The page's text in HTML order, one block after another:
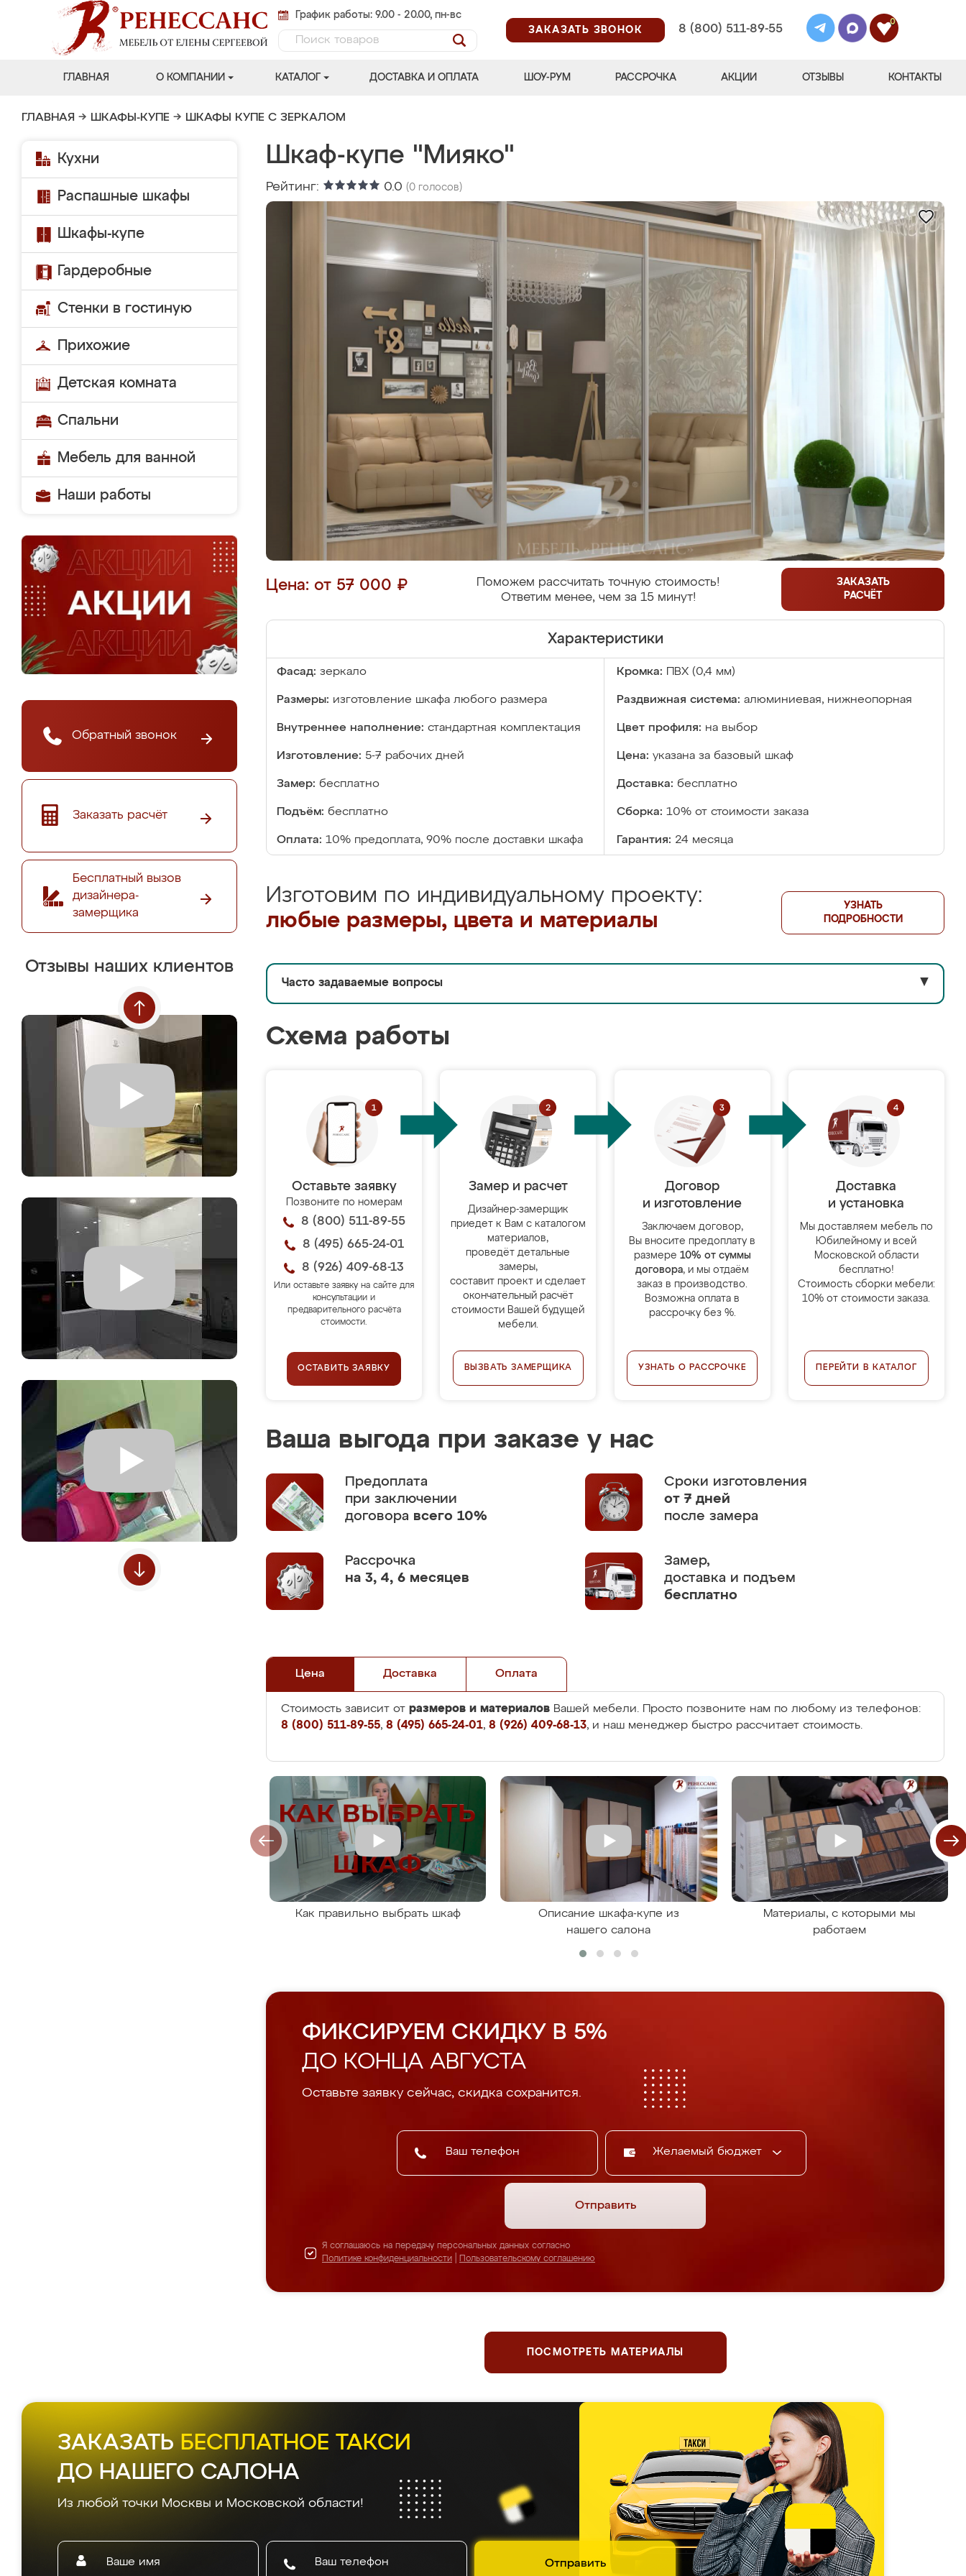
График работы: 9.00 - 20.00, пн-вс
ЗАКАЗАТЬ ЗВОНОК
8 (800) 511-89-55
0
ГЛАВНАЯ О КОМПАНИИ КАТАЛОГ ДОСТАВКА И ОПЛАТА ШОУ-РУМ РАССРОЧКА АКЦИИ ОТЗЫВЫ КОНТАКТЫ
ГЛАВНАЯ → ШКАФЫ-КУПЕ → ШКАФЫ КУПЕ С ЗЕРКАЛОМ
Кухни
Распашные шкафы
Шкафы-купе
Гардеробные
Стенки в гостиную
Прихожие
Детская комната
Спальни
Мебель для ванной
Наши работы
Обратный звонок
Заказать расчёт
Бесплатный вызов
дизайнера-
замерщика
Отзывы наших клиентов
Шкаф-купе "Мияко"
Рейтинг: 0.0 (0 голосов)
Цена: от 57 000 ₽
Поможем рассчитать точную стоимость!
Ответим менее, чем за 15 минут!
ЗАКАЗАТЬ
РАСЧЁТ
Характеристики
Фасад: зеркало Кромка: ПВХ (0,4 мм)
Размеры: изготовление шкафа любого размера Раздвижная система: алюминиевая, нижнеопорная
Внутреннее наполнение: стандартная комплектация Цвет профиля: на выбор
Изготовление: 5-7 рабочих дней Цена: указана за базовый шкаф
Замер: бесплатно Доставка: бесплатно
Подъём: бесплатно Сборка: 10% от стоимости заказа
Оплата: 10% предоплата, 90% после доставки шкафа Гарантия: 24 месяца
Изготовим по индивидуальному проекту:
любые размеры, цвета и материалы
УЗНАТЬ
ПОДРОБНОСТИ
Часто задаваемые вопросы ▼
Схема работы
Оставьте заявку
Позвоните по номерам
8 (800) 511-89-55
8 (495) 665-24-01
8 (926) 409-68-13
Или оставьте заявку на сайте для
консультации и
предварительного расчёта
стоимости.
ОСТАВИТЬ ЗАЯВКУ
Замер и расчет
Дизайнер-замерщик
приедет к Вам с каталогом
материалов,
проведёт детальные
замеры,
составит проект и сделает
окончательный расчёт
стоимости Вашей будущей
мебели.
ВЫЗВАТЬ ЗАМЕРЩИКА
Договор
и изготовление
Заключаем договор,
Вы вносите предоплату в
размере 10% от суммы
договора, и мы отдаём
заказ в производство.
Возможна оплата в
рассрочку без %.
УЗНАТЬ О РАССРОЧКЕ
Доставка
и установка
Мы доставляем мебель по
Юбилейному и всей
Московской области
бесплатно!
Стоимость сборки мебели:
10% от стоимости заказа.
ПЕРЕЙТИ В КАТАЛОГ
Ваша выгода при заказе у нас
Предоплата
при заключении
договора всего 10%
Сроки изготовления
от 7 дней
после замера
Рассрочка
на 3, 4, 6 месяцев
Замер,
доставка и подъем
бесплатно
Цена Доставка Оплата
Стоимость зависит от размеров и материалов Вашей мебели. Просто позвоните нам по любому из телефонов:
8 (800) 511-89-55, 8 (495) 665-24-01, 8 (926) 409-68-13, и наш менеджер быстро рассчитает стоимость.
Как правильно выбрать шкаф
Описание шкафа-купе из
нашего салона
Материалы, с которыми мы
работаем
ФИКСИРУЕМ СКИДКУ В 5%
ДО КОНЦА АВГУСТА
Оставьте заявку сейчас, скидка сохранится.
Желаемый бюджет
Отправить
Я соглашаюсь на передачу персональных данных согласно
Политике конфиденциальности
Пользовательскому соглашению
ПОСМОТРЕТЬ МАТЕРИАЛЫ
ЗАКАЗАТЬ БЕСПЛАТНОЕ ТАКСИ
ДО НАШЕГО САЛОНА
Из любой точки Москвы и Московской области!
Отправить